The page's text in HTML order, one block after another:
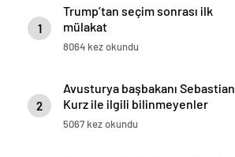
1
Trump’tan seçim sonrası ilk
mülakat
8064 kez okundu
2
Avusturya başbakanı Sebastian
Kurz ile ilgili bilinmeyenler
5067 kez okundu